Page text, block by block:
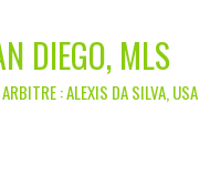
DIEGO, MLS
: ALEXIS DA SILVA, USA